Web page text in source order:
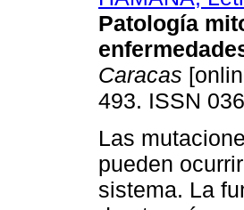
Patología
Caracas
493. ISSN
Las
pueden
sistema. La